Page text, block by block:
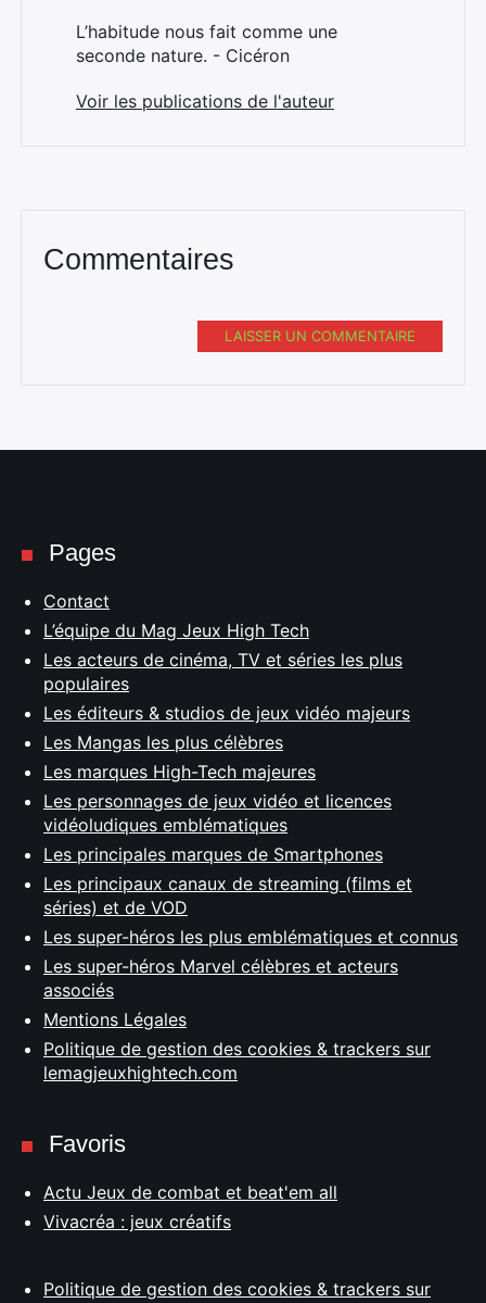
L’habitude nous fait comme une
seconde nature. - Cicéron
Voir les publications de l'auteur
Commentaires
LAISSER UN COMMENTAIRE
Pages
Contact
L’équipe du Mag Jeux High Tech
Les acteurs de cinéma, TV et séries les plus
populaires
Les éditeurs & studios de jeux vidéo majeurs
Les Mangas les plus célèbres
Les marques High-Tech majeures
Les personnages de jeux vidéo et licences
vidéoludiques emblématiques
Les principales marques de Smartphones
Les principaux canaux de streaming (films et
séries) et de VOD
Les super-héros les plus emblématiques et connus
Les super-héros Marvel célèbres et acteurs
associés
Mentions Légales
Politique de gestion des cookies & trackers sur
lemagjeuxhightech.com
Favoris
Actu Jeux de combat et beat'em all
Vivacréa : jeux créatifs
Politique de gestion des cookies & trackers sur